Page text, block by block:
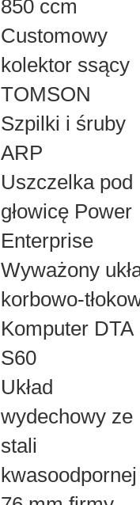
850 ccm
Customowy
kolektor ssący
TOMSON
Szpilki i śruby
ARP
Uszczelka pod
głowicę Power
Enterprise
Wyważony
korbowo-
Komputer DTA
S60
Układ
wydechowy ze
stali
kwasoodpornej